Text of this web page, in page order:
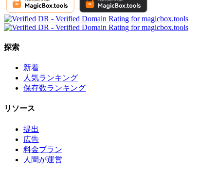
探索
新着
人気ランキング
保存数ランキング
リソース
提出
広告
料金プラン
人間が運営